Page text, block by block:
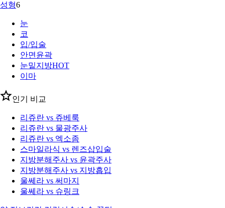
성형6
눈
코
입/입술
안면윤곽
눈밑지방HOT
이마
인기 비교
리쥬란 vs 쥬베룩
리쥬란 vs 물광주사
리쥬란 vs 엑소좀
스마일라식 vs 렌즈삽입술
지방분해주사 vs 윤곽주사
지방분해주사 vs 지방흡입
울쎄라 vs 써마지
울쎄라 vs 슈링크